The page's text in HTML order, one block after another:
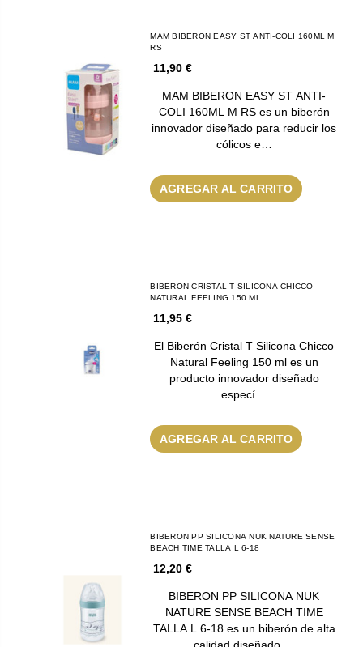
MAM BIBERON EASY ST ANTI-COLI 160ML M
RS
11,90 €
MAM BIBERON EASY ST ANTI-
COLI 160ML M RS es un biberón
innovador diseñado para reducir los
cólicos e…
AGREGAR AL CARRITO
BIBERON CRISTAL T SILICONA CHICCO
NATURAL FEELING 150 ML
11,95 €
El Biberón Cristal T Silicona Chicco
Natural Feeling 150 ml es un
producto innovador diseñado
especí…
AGREGAR AL CARRITO
BIBERON PP SILICONA NUK NATURE SENSE
BEACH TIME TALLA L 6-18
12,20 €
BIBERON PP SILICONA NUK
NATURE SENSE BEACH TIME
TALLA L 6-18 es un biberón de alta